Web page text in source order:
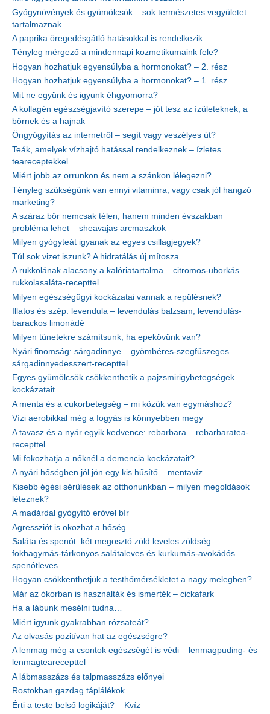
Gyógynövények és gyümölcsök – sok természetes vegyületet
tartalmaznak
A paprika öregedésgátló hatásokkal is rendelkezik
Tényleg mérgező a mindennapi kozmetikumaink fele?
Hogyan hozhatjuk egyensúlyba a hormonokat? – 2. rész
Hogyan hozhatjuk egyensúlyba a hormonokat? – 1. rész
Mit ne együnk és igyunk éhgyomorra?
A kollagén egészségjavító szerepe – jót tesz az ízületeknek, a
bőrnek és a hajnak
Öngyógyítás az internetről – segít vagy veszélyes út?
Teák, amelyek vízhajtó hatással rendelkeznek – ízletes
teareceptekkel
Miért jobb az orrunkon és nem a szánkon lélegezni?
Tényleg szükségünk van ennyi vitaminra, vagy csak jól hangzó
marketing?
A száraz bőr nemcsak télen, hanem minden évszakban
probléma lehet – sheavajas arcmaszkok
Milyen gyógyteát igyanak az egyes csillagjegyek?
Túl sok vizet iszunk? A hidratálás új mítosza
A rukkolának alacsony a kalóriatartalma – citromos-uborkás
rukkolasaláta-recepttel
Milyen egészségügyi kockázatai vannak a repülésnek?
Illatos és szép: levendula – levendulás balzsam, levendulás-
barackos limonádé
Milyen tünetekre számítsunk, ha epekövünk van?
Nyári finomság: sárgadinnye – gyömbéres-szegfűszeges
sárgadinnyedesszert-recepttel
Egyes gyümölcsök csökkenthetik a pajzsmirigybetegségek
kockázatait
A menta és a cukorbetegség – mi közük van egymáshoz?
Vízi aerobikkal még a fogyás is könnyebben megy
A tavasz és a nyár egyik kedvence: rebarbara – rebarbaratea-
recepttel
Mi fokozhatja a nőknél a demencia kockázatait?
A nyári hőségben jól jön egy kis hűsítő – mentavíz
Kisebb égési sérülések az otthonunkban – milyen megoldások
léteznek?
A madárdal gyógyító erővel bír
Agressziót is okozhat a hőség
Saláta és spenót: két megosztó zöld leveles zöldség –
fokhagymás-tárkonyos salátaleves és kurkumás-avokádós
spenótleves
Hogyan csökkenthetjük a testhőmérsékletet a nagy melegben?
Már az ókorban is használták és ismerték – cickafark
Ha a lábunk mesélni tudna…
Miért igyunk gyakrabban rózsateát?
Az olvasás pozitívan hat az egészségre?
A lenmag még a csontok egészségét is védi – lenmagpuding- és
lenmagtearecepttel
A lábmasszázs és talpmasszázs előnyei
Rostokban gazdag táplálékok
Érti a teste belső logikáját? – Kvíz